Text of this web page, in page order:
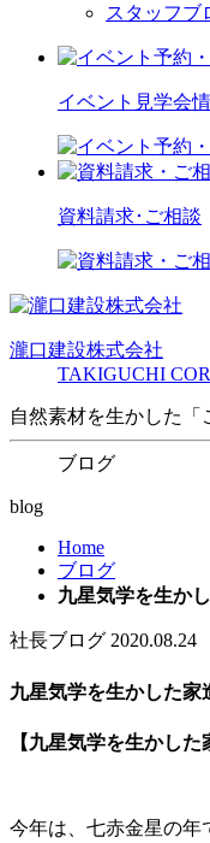
スタッフブ
イベント見学会
資料請求･ご相談
瀧口建設株式会社
TAKIGUCHI
自然素材を生かした「
ブログ
blog
Home
ブログ
九星気学を生か
社長ブログ 2020.08.24
九星気学を生かした家
【九星気学を生かした
今年は、七赤金星の年